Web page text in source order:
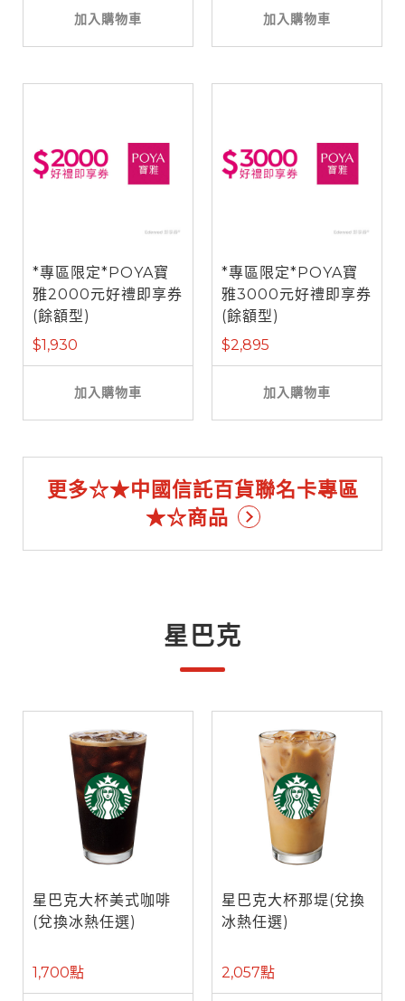
加入購物車 加入購物車
*專區限定*POYA寶
雅2000元好禮即享券
(餘額型)
$1,930
加入購物車
*專區限定*POYA寶
雅3000元好禮即享券
(餘額型)
$2,895
加入購物車
更多☆★中國信託百貨聯名卡專區
★☆商品
星巴克
星巴克大杯美式咖啡
(兌換冰熱任選)
1,700點
星巴克大杯那堤(兌換
冰熱任選)
2,057點